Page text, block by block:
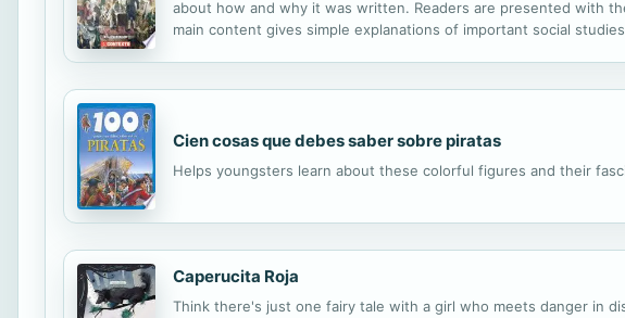
about how and why it was written. Readers are presented with
main content gives simple explanations of important social
Cien cosas que debes saber sobre piratas
Helps youngsters learn about these colorful figures and their
Caperucita Roja
Think there's just one fairy tale with a girl who meets danger in